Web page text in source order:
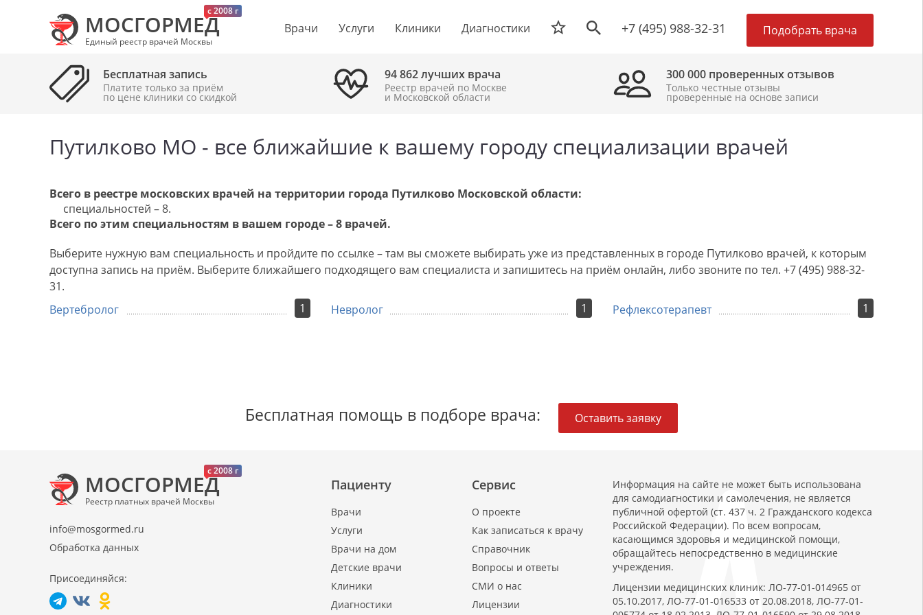
c 2008 г
МОСГОРМЕД
Единый реестр врачей Москвы
Врачи Услуги Клиники Диагностики +7 (495) 988-32-31 Подобрать врача
Бесплатная запись
Платите только за приём
по цене клиники cо скидкой
94 862 лучших врача
Реестр врачей по Москве
и Московской области
300 000 проверенных отзывов
Только честные отзывы
проверенные на основе записи
Путилково МО - все ближайшие к вашему городу специализации врачей
Всего в реестре московских врачей на территории города Путилково Московской области:
специальностей – 8.
Всего по этим специальностям в вашем городе – 8 врачей.
Выберите нужную вам специальность и пройдите по ссылке – там вы сможете выбирать уже из представленных в городе Путилково врачей, к которым
доступна запись на приём. Выберите ближайшего подходящего вам специалиста и запишитесь на приём онлайн, либо звоните по тел. +7 (495) 988-32-
31.
1
Вертебролог 1
Невролог 1
Рефлексотерапевт
Бесплатная помощь в подборе врача: Оставить заявку
c 2008 г
МОСГОРМЕД
Реестр платных врачей Москвы
info@mosgormed.ru
Обработка данных
Присоединяйся:
Пациенту
Врачи
Услуги
Врачи на дом
Детские врачи
Клиники
Диагностики
Сервис
О проекте
Как записаться к врачу
Справочник
Вопросы и ответы
СМИ о нас
Лицензии
Информация на сайте не может быть использована
для самодиагностики и самолечения, не является
публичной офертой (ст. 437 ч. 2 Гражданского кодекса
Российской Федерации). По всем вопросам,
касающимся здоровья и медицинской помощи,
обращайтесь непосредственно в медицинские
учреждения.
Лицензии медицинских клиник: ЛО-77-01-014965 от
05.10.2017, ЛО-77-01-016533 от 20.08.2018, ЛО-77-01-